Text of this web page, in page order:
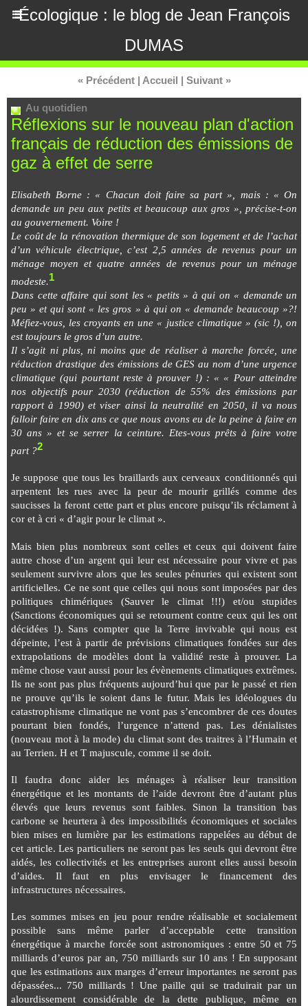
Écologique : le blog de Jean François
DUMAS
« Précédent | Accueil | Suivant »
Au quotidien
Réflexions sur le nouveau plan d'action
français de réduction des émissions de
gaz à effet de serre
Elisabeth Borne : « Chacun doit faire sa part », mais : « On
demande un peu aux petits et beaucoup aux gros », précise-t-on
au gouvernement. Voire !
Le coût de la rénovation thermique de son logement et de l’achat
d’un véhicule électrique, c’est 2,5 années de revenus pour un
ménage moyen et quatre années de revenus pour un ménage
modeste.1
Dans cette affaire qui sont les « petits » à qui on « demande un
peu » et qui sont « les gros » à qui on « demande beaucoup »?!
Méfiez-vous, les croyants en une « justice climatique » (sic !), on
est toujours le gros d’un autre.
Il s’agit ni plus, ni moins que de réaliser à marche forcée, une
réduction drastique des émissions de GES au nom d’une urgence
climatique (qui pourtant reste à prouver !) : « « Pour atteindre
nos objectifs pour 2030 (réduction de 55% des émissions par
rapport à 1990) et viser ainsi la neutralité en 2050, il va nous
falloir faire en dix ans ce que nous avons eu de la peine à faire en
30 ans » et se serrer la ceinture. Etes-vous prêts à faire votre
part ?2
Je suppose que tous les braillards aux cerveaux conditionnés qui
arpentent les rues avec la peur de mourir grillés comme des
saucisses la feront cette part et plus encore puisqu’ils réclament à
cor et à cri « d’agir pour le climat ».
Mais bien plus nombreux sont celles et ceux qui doivent faire
autre chose d’un argent qui leur est nécessaire pour vivre et pas
seulement survivre alors que les seules pénuries qui existent sont
artificielles. Ce ne sont que celles qui nous sont imposées par des
politiques chimériques (Sauver le climat !!!) et/ou stupides
(Sanctions économiques qui se retournent contre ceux qui les ont
décidées !). Sans compter que la Terre invivable qui nous est
dépeinte, l’est à partir de prévisions climatiques fondées sur des
extrapolations de modèles dont la validité reste à prouver. La
même chose vaut aussi pour les évènements climatiques extrêmes.
Ils ne sont pas plus fréquents aujourd’hui que par le passé et rien
ne prouve qu’ils le soient dans le futur. Mais les idéologues du
catastrophisme climatique ne vont pas s’encombrer de ces doutes
pourtant bien fondés, l’urgence n’attend pas. Les dénialistes
(nouveau mot à la mode) du climat sont des traitres à l’Humain et
au Terrien. H et T majuscule, comme il se doit.
Il faudra donc aider les ménages à réaliser leur transition
énergétique et les montants de l’aide devront être d’autant plus
élevés que leurs revenus sont faibles. Sinon la transition bas
carbone se heurtera à des impossibilités économiques et sociales
bien mises en lumière par les estimations rappelées au début de
cet article. Les particuliers ne seront pas les seuls qui devront être
aidés, les collectivités et les entreprises auront elles aussi besoin
d’aides. Il faut en plus envisager le financement des
infrastructures nécessaires.
Les sommes mises en jeu pour rendre réalisable et socialement
possible sans même parler d’acceptable cette transition
énergétique à marche forcée sont astronomiques : entre 50 et 75
milliards d’euros par an, 750 milliards sur 10 ans ! En supposant
que les estimations aux marges d’erreur importantes ne seront pas
dépassées... 750 milliards ! Une paille qui se traduirait par un
alourdissement considérable de la dette publique, même en